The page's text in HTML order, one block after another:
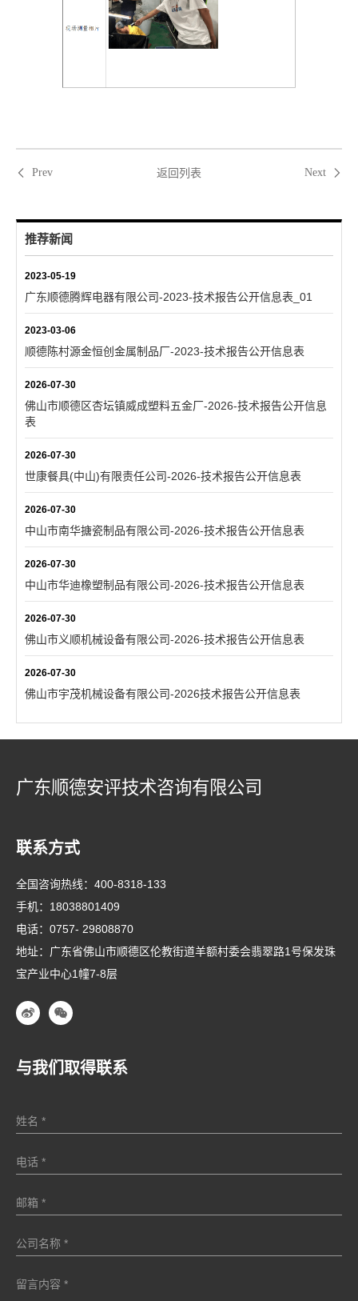
Prev 返回列表 Next
推荐新闻
2023-05-19
广东顺德腾辉电器有限公司-2023-技术报告公开信息表_01
2023-03-06
顺德陈村源金恒创金属制品厂-2023-技术报告公开信息表
2026-07-30
佛山市顺德区杏坛镇威成塑料五金厂-2026-技术报告公开信息
表
2026-07-30
世康餐具(中山)有限责任公司-2026-技术报告公开信息表
2026-07-30
中山市南华搪瓷制品有限公司-2026-技术报告公开信息表
2026-07-30
中山市华迪橡塑制品有限公司-2026-技术报告公开信息表
2026-07-30
佛山市义顺机械设备有限公司-2026-技术报告公开信息表
2026-07-30
佛山市宇茂机械设备有限公司-2026技术报告公开信息表
广东顺德安评技术咨询有限公司
联系方式
全国咨询热线： 400-8318-133
手机： 18038801409
电话： 0757- 29808870
地址：广东省佛山市顺德区伦教街道羊额村委会翡翠路1号保发珠
宝产业中心1幢7-8层
与我们取得联系